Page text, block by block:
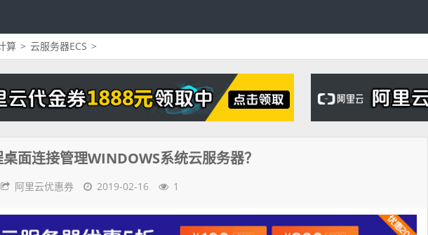
算 > 云服务器ECS >
面连接管理WINDOWS系统云服务器？
阿里云优惠券 2019-02-16 1